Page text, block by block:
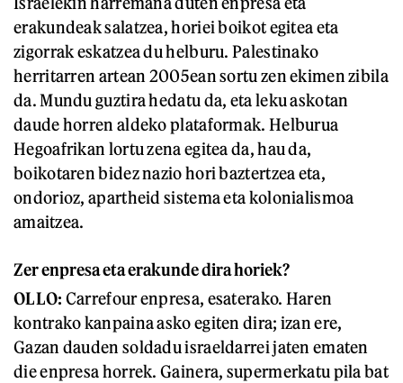
erakundeak salatzea, horiei boikot egitea eta
zigorrak eskatzea du helburu. Palestinako
herritarren artean 2005ean sortu zen ekimen zibila
da. Mundu guztira hedatu da, eta leku askotan
daude horren aldeko plataformak. Helburua
Hegoafrikan lortu zena egitea da, hau da,
boikotaren bidez nazio hori baztertzea eta,
ondorioz, apartheid sistema eta kolonialismoa
amaitzea.
Zer enpresa eta erakunde dira horiek?
OLLO: Carrefour enpresa, esaterako. Haren
kontrako kanpaina asko egiten dira; izan ere,
Gazan dauden soldadu israeldarrei jaten ematen
die enpresa horrek. Gainera, supermerkatu pila bat